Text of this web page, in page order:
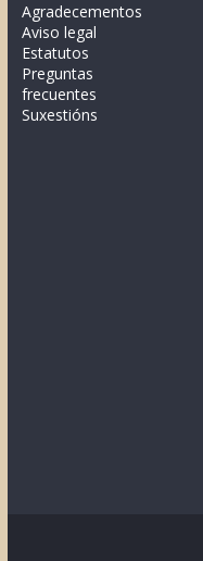
Agradecementos
Aviso legal
Estatutos
Preguntas
frecuentes
Suxestións